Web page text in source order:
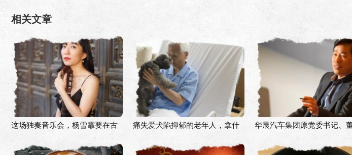
相关文章
这场独奏音乐会，杨雪霏要在古
痛失爱犬陷抑郁的老年人，拿什
华晨汽车集团原党委书记、